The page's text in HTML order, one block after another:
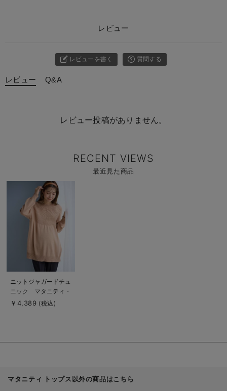
レビュー
レビューを書く 質問する
レビュー Q&A
レビュー投稿がありません。
RECENT VIEWS
最近見た商品
商
商
品
詳
を
ニットジャガードチュ
ニック マタニティ・
産後授乳服【出産後も
￥4,389 (税込)
マタニティ トップス以外の商品はこちら